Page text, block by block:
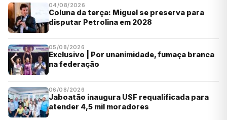
04/08/2026
Coluna da terça: Miguel se preserva para
disputar Petrolina em 2028
05/08/2026
Exclusivo | Por unanimidade, fumaça branca
na federação
06/08/2026
Jaboatão inaugura USF requalificada para
atender 4,5 mil moradores